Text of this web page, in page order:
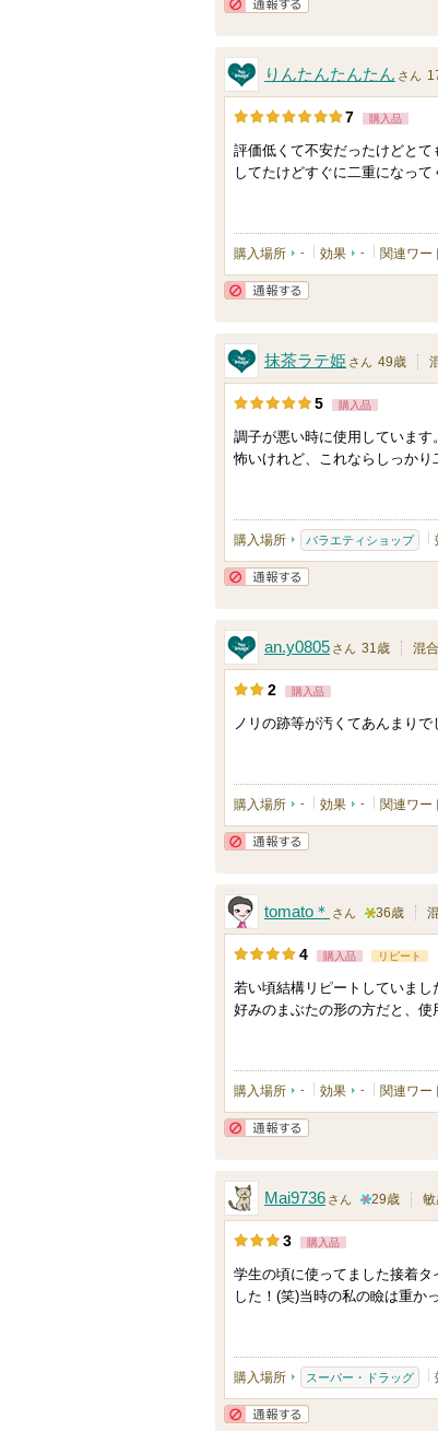
い
ま
す
りんたんたんたん さん
7 購入品
評価低くて不安だったけどと
してたけどすぐに二重になっ
購入場所 - 効果 - 関連ワー
抹茶ラテ姫 さん 49歳
5 購入品
調子が悪い時に使用していま
怖いけれど、これならしっか
購入場所 バラエティショップ
an.y0805 さん 31歳 混
2 購入品
ノリの跡等が汚くてあんまりで
購入場所 - 効果 - 関連ワー
tomato＊ さん
5
人
以
上
メ
お
に
入
登
録
36歳
4 購入品 リピート
若い頃結構リピートしていま
好みのまぶたの形の方だと、
購入場所 - 効果 - 関連ワー
Mai9736 さん
1
人
以
の
メ
29歳
3 購入品
学生の頃に使ってました接着
した！(笑)当時の私の瞼は重か
購入場所 スーパー・ドラッグ